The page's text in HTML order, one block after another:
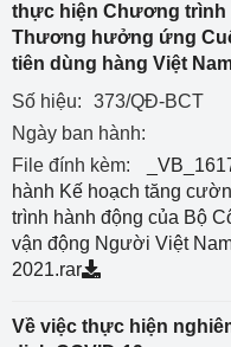
thực hiện Chương trình
Thương hưởng ứng
tiên dùng hàng Việt
Số hiệu:
373/QĐ-BCT
Ngày ban hành:
File đính kèm:
hành Kế hoạch tăng
trình hành động của Bộ
vận động Người Việt
2021.rar
Về việc thực hiện